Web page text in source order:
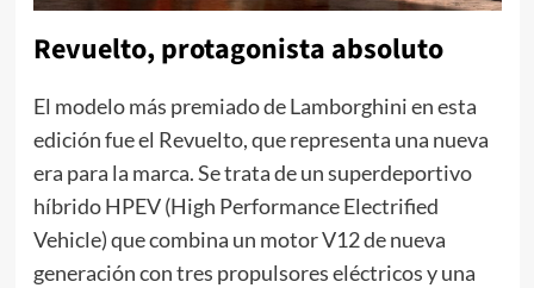
Revuelto, protagonista absoluto
El modelo más premiado de Lamborghini en esta
edición fue el Revuelto, que representa una nueva
era para la marca. Se trata de un superdeportivo
híbrido HPEV (High Performance Electrified
Vehicle) que combina un motor V12 de nueva
generación con tres propulsores eléctricos y una